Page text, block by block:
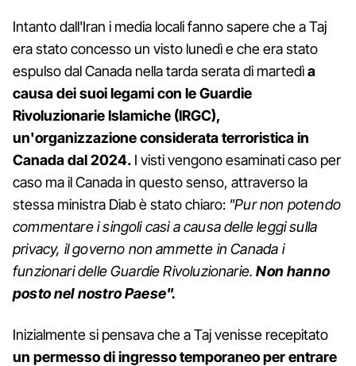
Intanto dall'Iran i media locali fanno sapere che a Taj
era stato concesso un visto lunedì e che era stato
espulso dal Canada nella tarda serata di martedìa
causa dei suoi legami con le Guardie
Rivoluzionarie Islamiche (IRGC),
un'organizzazione considerata terroristica in
Canada dal 2024. I visti vengono esaminati caso per
caso ma il Canada in questo senso, attraverso la
stessa ministra Diab è stato chiaro: "Pur non potendo
commentare i singoli casi a causa delle leggi sulla
privacy, il governo non ammette in Canada i
funzionari delle Guardie Rivoluzionarie.Non hanno
posto nel nostro Paese".
Inizialmente si pensava che a Taj venisse recepitato
un permesso di ingresso temporaneo per entrare